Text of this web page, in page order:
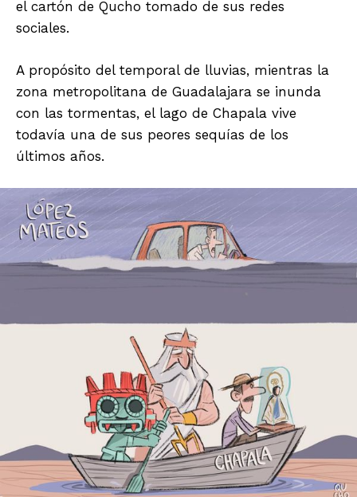
el cartón de Qucho tomado de sus redes
sociales.
A propósito del temporal de lluvias, mientras la
zona metropolitana de Guadalajara se inunda
con las tormentas, el lago de Chapala vive
todavía una de sus peores sequías de los
últimos años.